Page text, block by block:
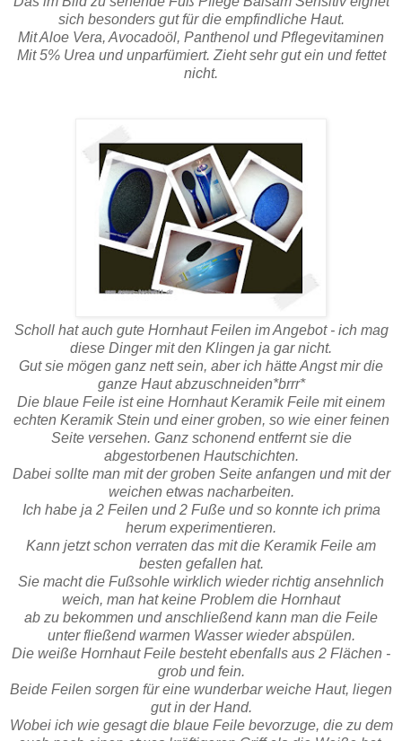
sich besonders gut für die empfindliche Haut.
Mit Aloe Vera, Avocadoöl, Panthenol und Pflegevitaminen
Mit 5% Urea und unparfümiert. Zieht sehr gut ein und fettet
nicht.
Scholl hat auch gute Hornhaut Feilen im Angebot - ich mag
diese Dinger mit den Klingen ja gar nicht.
Gut sie mögen ganz nett sein, aber ich hätte Angst mir die
ganze Haut abzuschneiden*brrr*
Die blaue Feile ist eine Hornhaut Keramik Feile mit einem
echten Keramik Stein und einer groben, so wie einer feinen
Seite versehen. Ganz schonend entfernt sie die
abgestorbenen Hautschichten.
Dabei sollte man mit der groben Seite anfangen und mit der
weichen etwas nacharbeiten.
Ich habe ja 2 Feilen und 2 Fuße und so konnte ich prima
herum experimentieren.
Kann jetzt schon verraten das mit die Keramik Feile am
besten gefallen hat.
Sie macht die Fußsohle wirklich wieder richtig ansehnlich
weich, man hat keine Problem die Hornhaut
ab zu bekommen und anschließend kann man die Feile
unter fließend warmen Wasser wieder abspülen.
Die weiße Hornhaut Feile besteht ebenfalls aus 2 Flächen -
grob und fein.
Beide Feilen sorgen für eine wunderbar weiche Haut, liegen
gut in der Hand.
Wobei ich wie gesagt die blaue Feile bevorzuge, die zu dem